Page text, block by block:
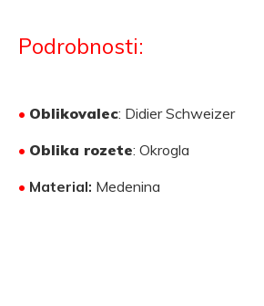
Podrobnosti:
• Oblikovalec: Didier Schweizer
• Oblika rozete: Okrogla
• Material: Medenina